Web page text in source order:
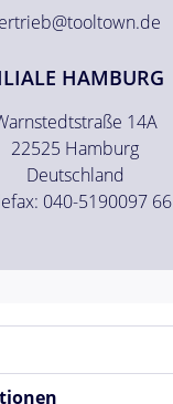
HAMBURG
14A
22525 Hamburg
Deutschland
040-5190097 66